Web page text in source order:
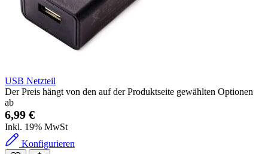
USB Netzteil
Der Preis hängt von den auf der Produktseite gewählten Optionen
ab
6,99 €
Inkl. 19% MwSt
Konfigurieren